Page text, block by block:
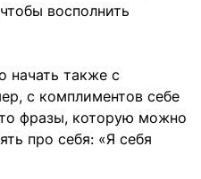
восполнить
начать также с
с комплиментов себе
фразы, которую можно
про себя: «Я себя